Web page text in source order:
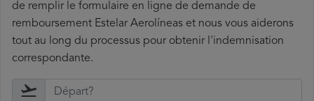
de remplir le formulaire en ligne de demande de
remboursement Estelar Aerolíneas et nous vous aiderons
tout au long du processus pour obtenir l'indemnisation
correspondante.